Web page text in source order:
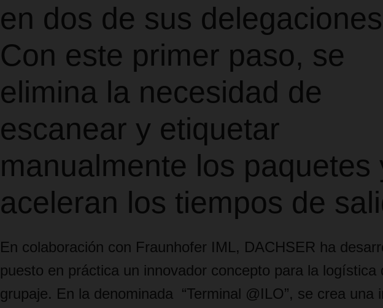
en dos de sus
Con este primer paso, se
elimina la necesidad de
escanear y etiquetar
manualmente los paquetes
aceleran los tiempos de
En colaboración con Fraunhofer IML, DACHSER ha
puesto en práctica un innovador concepto para la logística
grupaje. En la denominada “Terminal @ILO”, se crea una